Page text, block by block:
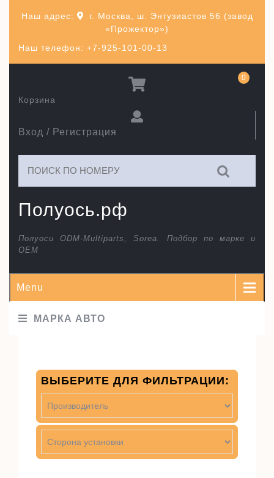
Наш телефон: +7-925-101-00-13
Наш адрес:
г. Москва, ш. Энтузиастов 56 (завод
«Прожектор»)
Полуось.рф
Полуоси ODM-Multiparts, Sorea. Подбор по марке и
ОЕМ
Вход / Регистрация
Корзина
0
Menu
МАРКА АВТО
ВЫБЕРИТЕ ДЛЯ ФИЛЬТРАЦИИ: